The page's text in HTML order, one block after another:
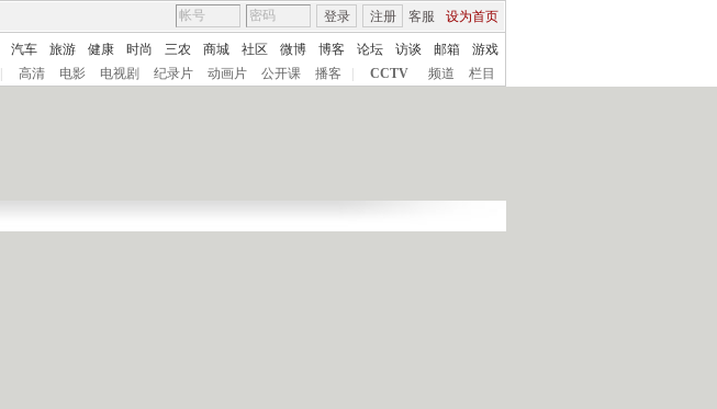
客服 设为首页
登录 注册
汽车 旅游 健康 时尚 三农 商城 社区 微博 博客 论坛 访谈 邮箱
游戏
高清 电影 电视剧 纪录片 动画片 公开课 播客 CCTV 频道 栏目